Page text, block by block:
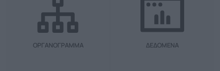
ΟΡΓΑΝΟΓΡΑΜΜΑ ΔΕΔΟΜΕΝΑ